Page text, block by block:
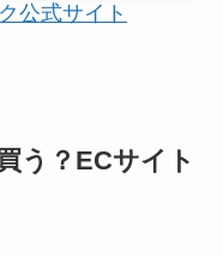
公式サイト
う？ECサイト